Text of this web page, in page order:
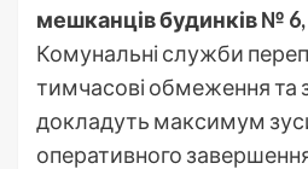
мешканців будинків № 6,
Комунальні служби
тимчасові обмеження та
докладуть максимум
оперативного